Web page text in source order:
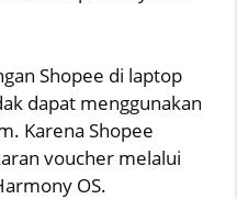
Shopee di laptop
dapat menggunakan
Karena Shopee
voucher melalui
OS.